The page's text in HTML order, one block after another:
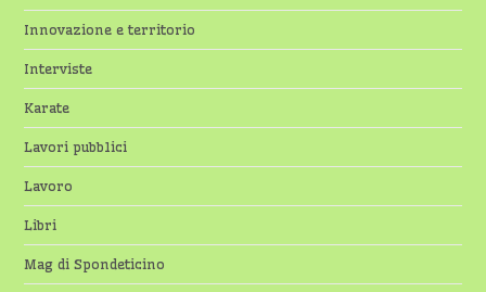
Innovazione e territorio
Interviste
Karate
Lavori pubblici
Lavoro
Libri
Mag di Spondeticino